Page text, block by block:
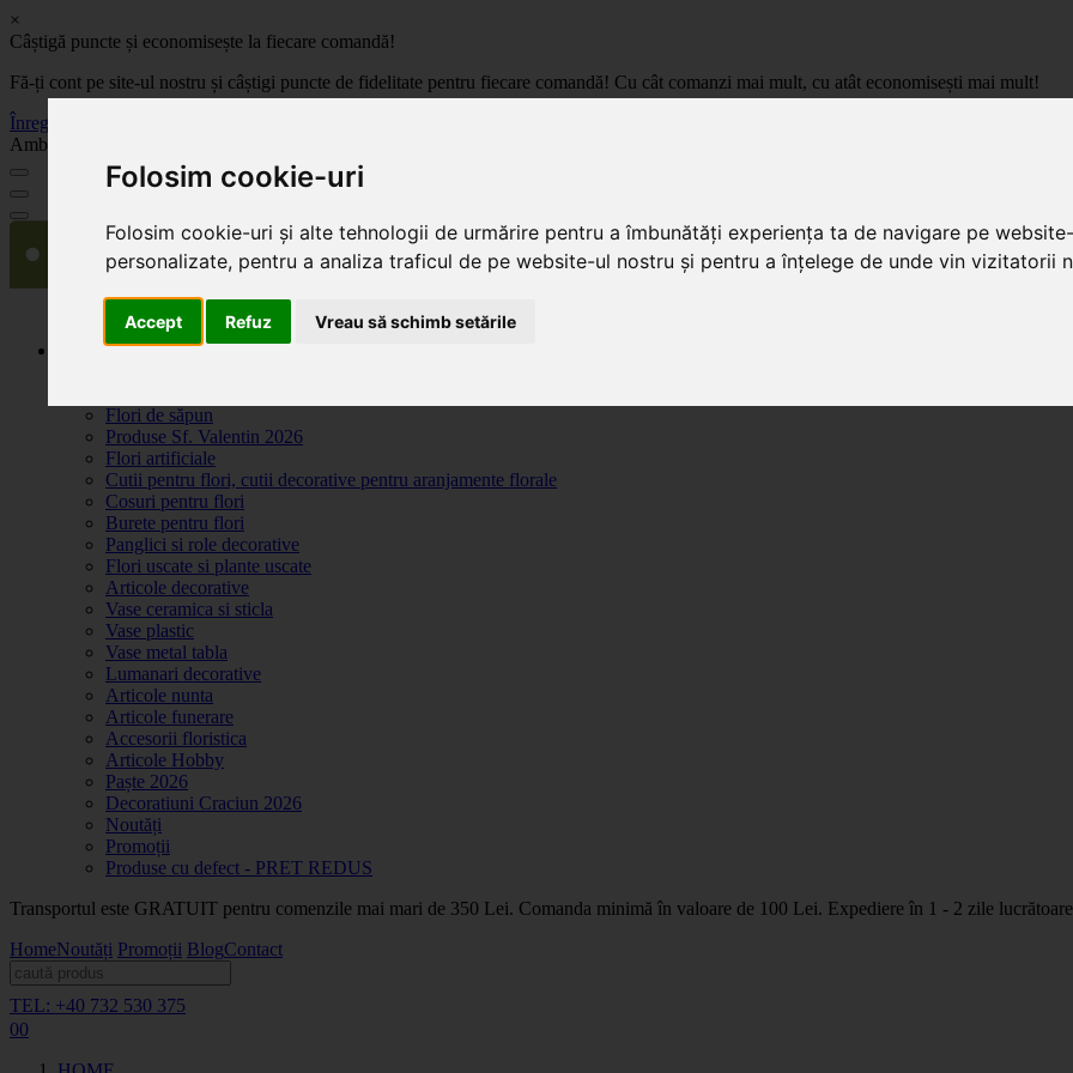
Folosim cookie-uri
Folosim cookie-uri și alte tehnologii de urmărire pentru a îmbunătăți experiența ta de navigare pe
personalizate, pentru a analiza traficul de pe website-ul nostru și pentru a înțelege de unde vin vizitatorii
Accept Refuz Vreau să schimb setările
×
Câștigă puncte și economisește la fiecare comandă!
Fă-ți cont pe site-ul nostru și câștigi puncte de fidelitate pentru fiecare comandă! Cu cât comanzi mai mult, cu atât economisești mai mult!
Înregistrează-te acum
Ambalaje, decoratiuni si accesorii pentru flori. Produse de calitate la pret de importator, cu livrare in toata Romania.
Produse
Flori de săpun
Produse Sf. Valentin 2026
Flori artificiale
Cutii pentru flori, cutii decorative pentru aranjamente florale
Cosuri pentru flori
Burete pentru flori
Panglici si role decorative
Flori uscate si plante uscate
Articole decorative
Vase ceramica si sticla
Vase plastic
Vase metal tabla
Lumanari decorative
Articole nunta
Articole funerare
Accesorii floristica
Articole Hobby
Paște 2026
Decoratiuni Craciun 2026
Noutăți
Promoții
Produse cu defect - PRET REDUS
Transportul este GRATUIT pentru comenzile mai mari de 350 Lei. Comanda minimă în valoare de 100 Lei. Expediere în 1 - 2 zile
HomeNoutăți Promoții BlogContact
TEL: +40 732 530 375
00